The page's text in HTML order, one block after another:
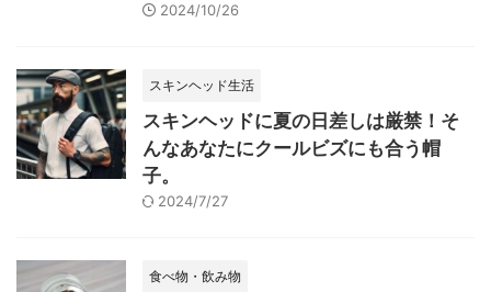
2024/10/26
スキンヘッド生活
スキンヘッドに夏の日差しは厳禁！そ
んなあなたにクールビズにも合う帽
子。
2024/7/27
食べ物・飲み物